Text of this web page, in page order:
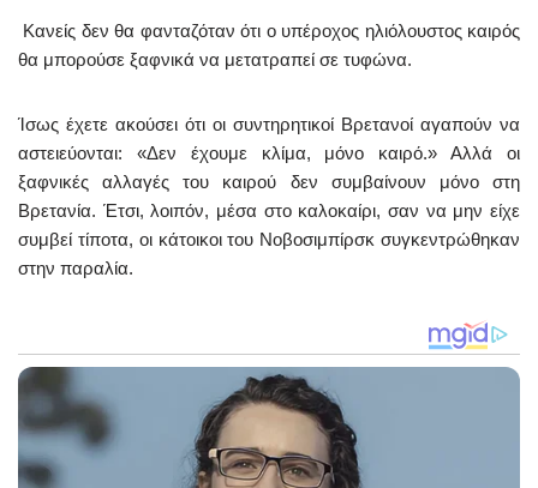
Κανείς δεν θα φανταζόταν ότι ο υπέροχος ηλιόλουστος καιρός
θα μπορούσε ξαφνικά να μετατραπεί σε τυφώνα.
Ίσως έχετε ακούσει ότι οι συντηρητικοί Βρετανοί αγαπούν να
αστειεύονται: «Δεν έχουμε κλίμα, μόνο καιρό.» Αλλά οι
ξαφνικές αλλαγές του καιρού δεν συμβαίνουν μόνο στη
Βρετανία. Έτσι, λοιπόν, μέσα στο καλοκαίρι, σαν να μην είχε
συμβεί τίποτα, οι κάτοικοι του Νοβοσιμπίρσκ συγκεντρώθηκαν
στην παραλία.